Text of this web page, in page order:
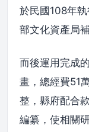
於民國108年
部文化資產局
而後運用完成
畫，總經費51
整，縣府配合
編纂，使相關